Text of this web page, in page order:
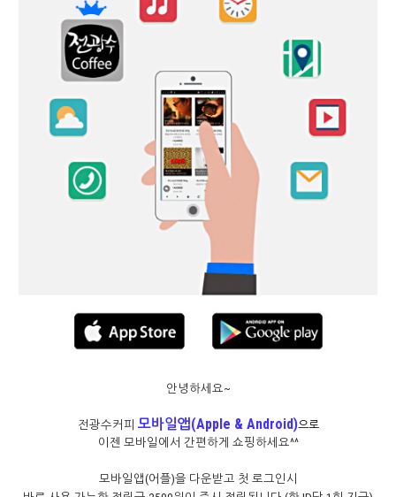
안녕하세요~
전광수커피 모바일앱(Apple & Android)으로
이젠 모바일에서 간편하게 쇼핑하세요^^
모바일앱(어플)을 다운받고 첫 로그인시